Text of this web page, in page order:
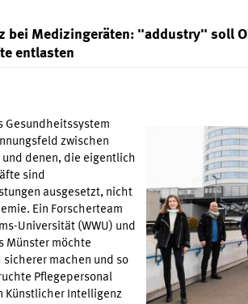
bei Medizingeräten: "addustry" soll
entlasten
Gesundheitssystem
zwischen
denen, die eigentlich
sind
ausgesetzt, nicht
Ein Forscherteam
Universität (WWU) und
Münster möchte
machen und so
Pflegepersonal
Künstlicher Intelligenz